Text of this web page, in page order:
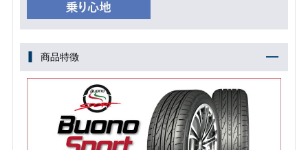
商品特徴